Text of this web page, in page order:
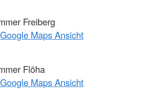
Freiberg
Maps Ansicht
Flöha
Maps Ansicht